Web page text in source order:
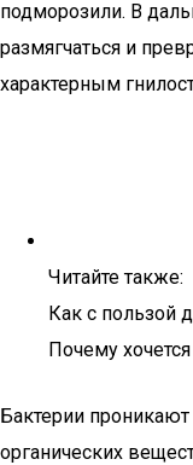
подморозили. В
размягчаться и
характерным
Читайте также:
Как с пользой
Почему
Бактерии
органических